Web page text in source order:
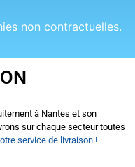
non contractuelles.
à Nantes et son
sur chaque secteur toutes
service de livraison !